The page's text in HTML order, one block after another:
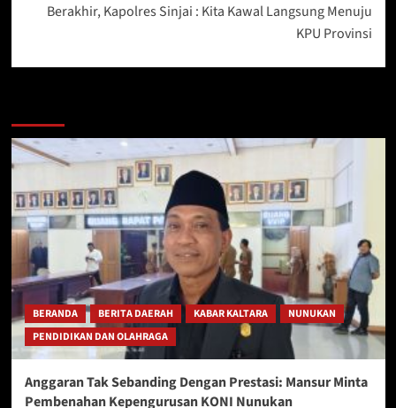
Berakhir, Kapolres Sinjai : Kita Kawal Langsung Menuju
KPU Provinsi
BERANDA BERITA DAERAH KABAR KALTARA
NUNUKAN
PENDIDIKAN DAN OLAHRAGA
Anggaran Tak Sebanding Dengan Prestasi: Mansur Minta
Pembenahan Kepengurusan KONI Nunukan